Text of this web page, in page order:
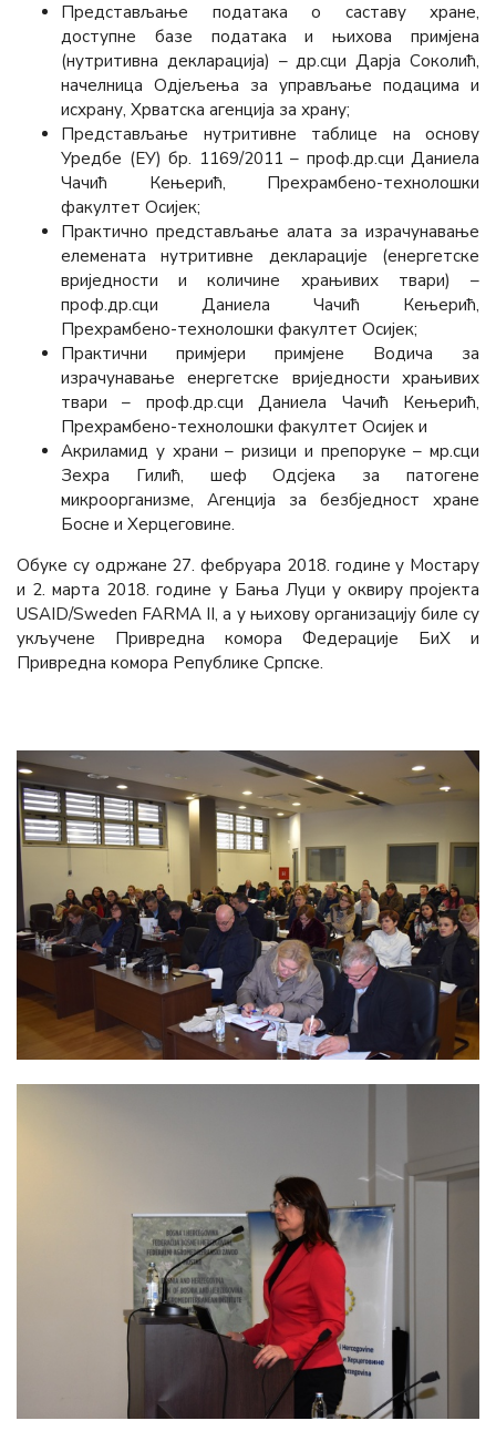
Представљање података о саставу хране,
доступне базе података и њихова примјена
(нутритивна декларација) – др.сци Дарја Соколић,
начелница Одјељења за управљање подацима и
исхрану, Хрватска агенција за храну;
Представљање нутритивне таблице на основу
Уредбе (ЕУ) бр. 1169/2011 – проф.др.сци Даниела
Чачић Кењерић, Прехрамбено-технолошки
факултет Осијек;
Практично представљање алата за израчунавање
елемената нутритивне декларације (енергетске
вриједности и количине храњивих твари) –
проф.др.сци Даниела Чачић Кењерић,
Прехрамбено-технолошки факултет Осијек;
Практични примјери примјене Водича за
израчунавање енергетске вриједности храњивих
твари – проф.др.сци Даниела Чачић Кењерић,
Прехрамбено-технолошки факултет Осијек и
Акриламид у храни – ризици и препоруке – мр.сци
Зехра Гилић, шеф Одсјека за патогене
микроорганизме, Агенција за безбједност хране
Босне и Херцеговине.
Обуке су одржане 27. фебруара 2018. године у Мостару
и 2. марта 2018. године у Бања Луци у оквиру пројекта
USAID/Sweden FARMA II, а у њихову организацију биле су
укључене Привредна комора Федерације БиХ и
Привредна комора Републике Српске.